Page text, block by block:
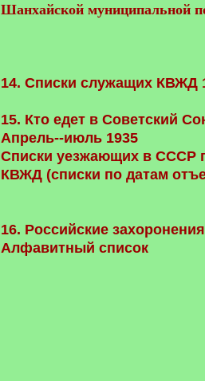
Шанхайской муниципальной
14. Списки служащих КВЖД
15. Кто едет в Советский
Апрель--июль 1935
Списки уезжающих в СССР
КВЖД (списки по датам
16. Российские
Алфавитный список